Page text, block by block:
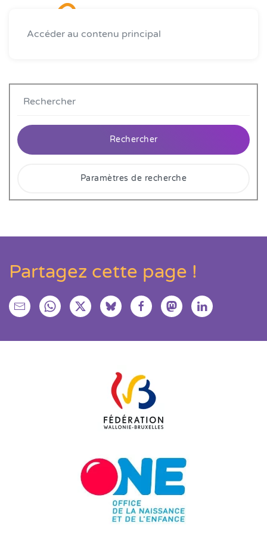
Accéder au contenu principal
Rechercher
Paramètres de recherche
Partagez cette page !